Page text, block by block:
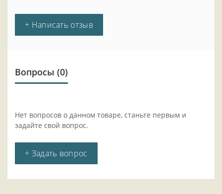
+ Написать отзыв
Вопросы (0)
Нет вопросов о данном товаре, станьте первым и
задайте свой вопрос.
+ Задать вопрос